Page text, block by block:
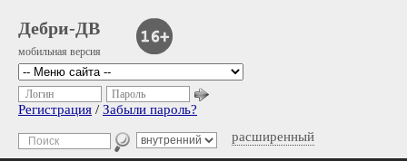
Дебри-ДВ
мобильная версия
расширенный
Логин Пароль
Регистрация / Забыли пароль?